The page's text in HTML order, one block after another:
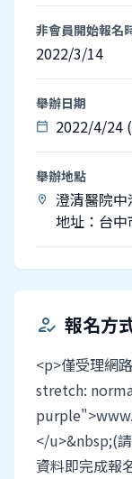
非會員開始報名
2022/3/14
舉辦日期
calendar_today 2022/4/24
舉辦地點
location_on
澄清醫院中
地址：台
how_to_reg 報名方
<p>僅受理網
stretch:
</u>&nbsp;(
資料即完成